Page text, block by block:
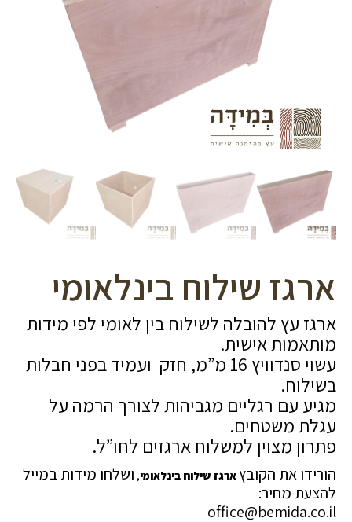
סמן קישורים
האפשרויות
ארגז שילוח בינלאומי
ארגז עץ להובלה לשילוח בין לאומי לפי מידות
מותאמות אישית.
עשוי סנדוויץ 16 מ”מ, חזק ועמיד בפני חבלות
בשילוח.
מגיע עם רגליים מגביהות לצורך הרמה על
עגלת משטחים.
פתרון מצוין למשלוח ארגזים לחו”ל.
הורידו את הקובץ ארגז שילוח בינלאומי, ושלחו מידות במייל
להצעת מחיר:
office@bemida.co.il